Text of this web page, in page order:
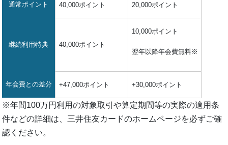
通常ポイント 40,000ポイント 20,000ポイント
継続利用特典 40,000ポイント
10,000ポイント
翌年以降年会費無料※
年会費との差分 +47,000ポイント +30,000ポイント
※年間100万円利用の対象取引や算定期間等の実際の適用条
件などの詳細は、三井住友カードのホームページを必ずご確
認ください。